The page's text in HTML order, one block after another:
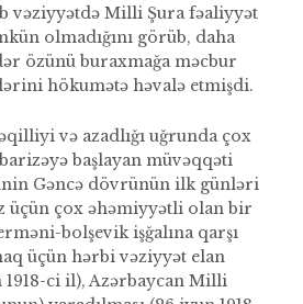
vəziyyətdə Milli Şura fəaliyyət
olmadığını görüb, daha
özünü buraxmağa məcbur
hökumətə həvalə etmişdi.
və azadlığı uğrunda çox
başlayan müvəqqəti
Gəncə dövrünün ilk günləri
çox əhəmiyyətli olan bir
bolşevik işğalına qarşı
üçün hərbi vəziyyət elan
1918-ci il), Azərbaycan Milli